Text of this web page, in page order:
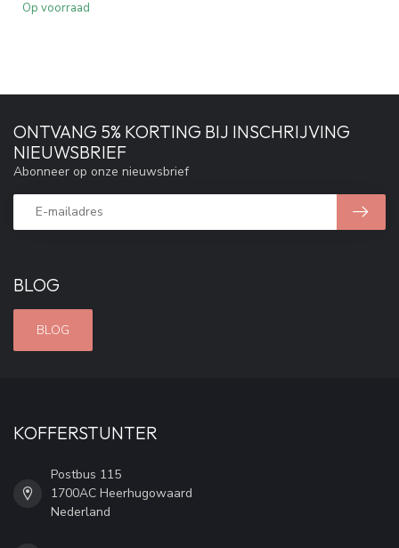
Op voorraad
BLOG
BLOG
ONTVANG 5% KORTING BIJ INSCHRIJVING
NIEUWSBRIEF
Abonneer op onze nieuwsbrief
KOFFERSTUNTER
Postbus 115
1700AC Heerhugowaard
Nederland